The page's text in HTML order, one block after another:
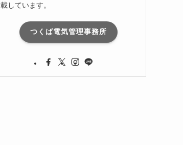
載しています。
つくば電気管理事務所